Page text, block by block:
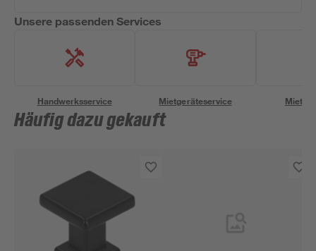
Unsere passenden Services
Handwerksservice Mietgeräteservice
Häufig dazu gekauft